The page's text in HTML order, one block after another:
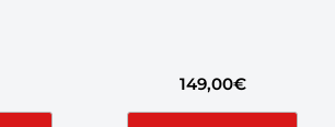
149,00€